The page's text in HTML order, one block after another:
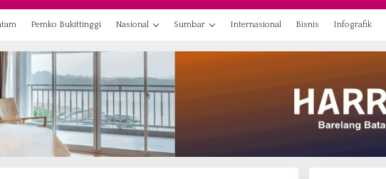
Pemko Bukittinggi Nasional Sumbar Internasional Bisnis Infografik